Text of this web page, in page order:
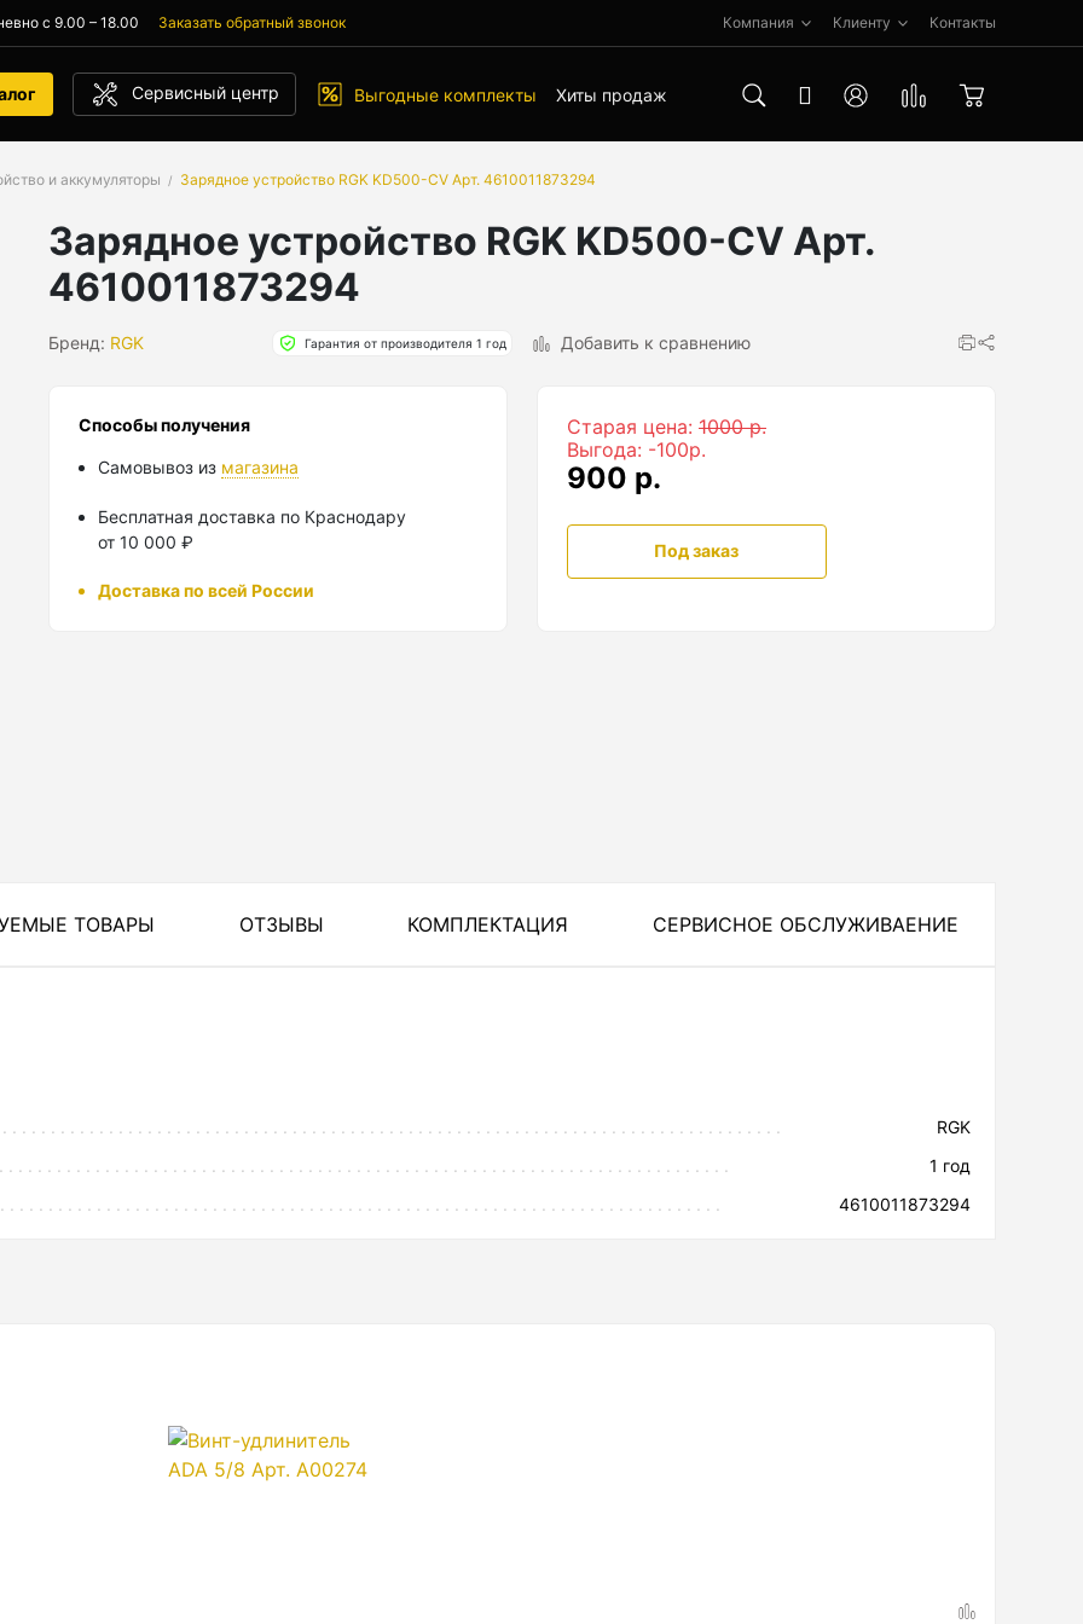
с 9.00 – 18.00 Заказать обратный звонок Компания Клиенту Контакты
Сервисный центр Выгодные комплекты Хиты продаж
и аккумуляторы Зарядное устройство RGK KD500-CV Арт. 4610011873294
Зарядное устройство RGK KD500-CV Арт.
4610011873294
Бренд: RGK Гарантия от производителя 1 год Добавить к сравнению
900 р.
Старая цена: 1000 р.
Выгода: -100р.
Под заказ
Способы получения
Самовывоз из магазина
Бесплатная доставка по Краснодару
от 10 000 ₽
Доставка по всей России
ТОВАРЫ ОТЗЫВЫ КОМПЛЕКТАЦИЯ СЕРВИСНОЕ ОБСЛУЖИВАЕНИЕ
RGK
1 год
4610011873294